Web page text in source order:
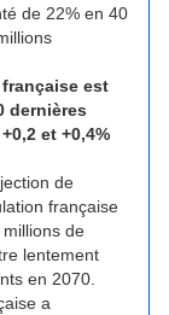
de 22% en 40
est
dernières
et +0,4%
de
française
de
lentement
en 2070.
a